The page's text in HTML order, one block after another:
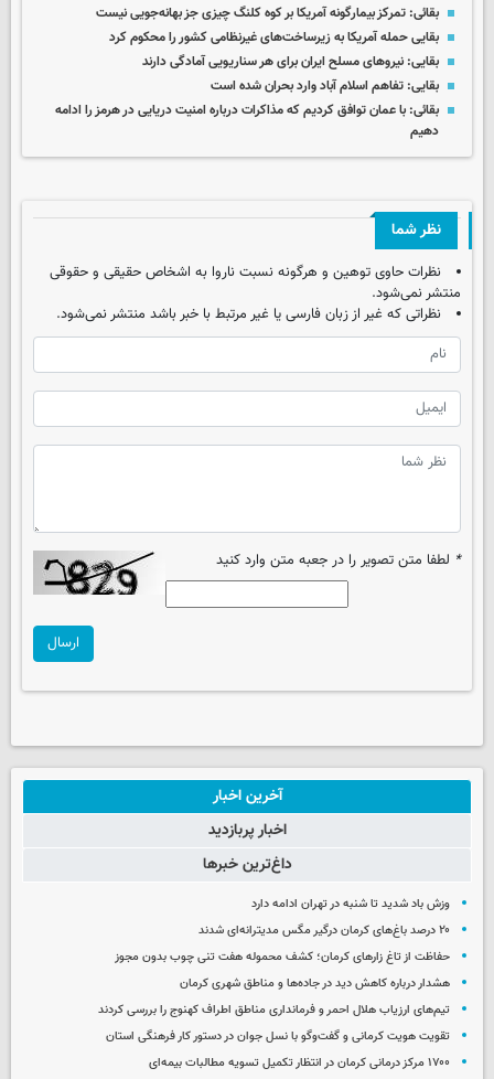
بقائی: تمرکز بیمارگونه آمریکا بر کوه کلنگ چیزی جز بهانه‌جویی نیست
بقایی حمله آمریکا به زیرساخت‌های غیرنظامی کشور را محکوم کرد
بقایی: نیروهای مسلح ایران برای هر سناریویی آمادگی دارند
بقایی: تفاهم اسلام آباد وارد بحران شده است
بقائی: با عمان توافق کردیم که مذاکرات درباره امنیت دریایی در هرمز را ادامه
دهیم
نظر شما
نظرات حاوی توهین و هرگونه نسبت ناروا به اشخاص حقیقی و حقوقی
منتشر نمی‌شود.
نظراتی که غیر از زبان فارسی یا غیر مرتبط با خبر باشد منتشر نمی‌شود.
* لطفا متن تصویر را در جعبه متن وارد کنید
ارسال
آخرین اخبار
اخبار پربازدید
داغ‌ترین خبرها
وزش باد شدید تا شنبه در تهران ادامه دارد
۲۰ درصد باغ‌های کرمان درگیر مگس مدیترانه‌ای شدند
حفاظت از تاغ زارهای کرمان؛ کشف محموله هفت تنی چوب بدون مجوز
هشدار درباره کاهش دید در جاده‌ها و مناطق شهری کرمان
تیم‌های ارزیاب هلال احمر و فرمانداری مناطق اطراف کهنوج را بررسی کردند
تقویت هویت کرمانی و گفت‌وگو با نسل جوان در دستور کار فرهنگی استان
۱۷۰۰ مرکز درمانی کرمان در انتظار تکمیل تسویه مطالبات بیمه‌ای